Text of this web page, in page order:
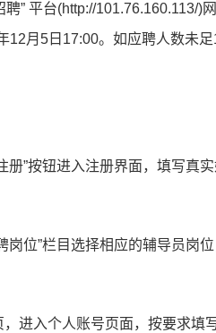
” 平台(http://101.76.160.113/)
12月5日17:00。如应聘人数未
册”按钮进入注册界面，填写真
位”栏目选择相应的辅导员岗
进入个人账号页面，按要求填